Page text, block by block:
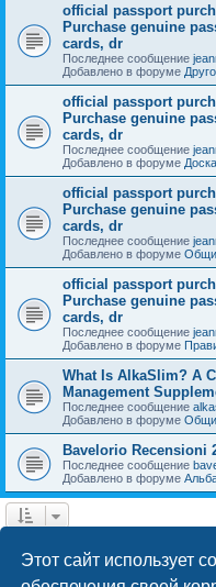
Этот сайт использует
official passport
Purchase genuine
cards, dr
Последнее сообщение
Добавлено в форуме
official passport
Purchase genuine
cards, dr
Последнее сообщение
Добавлено в форуме
official passport
Purchase genuine
cards, dr
Последнее сообщение
Добавлено в форуме
official passport
Purchase genuine
cards, dr
Последнее сообщение
Добавлено в форуме
What Is AlkaSlim? A
Management
Последнее сообщение
Добавлено в форуме
Bavelorio Recensioni
Последнее сообщение
Добавлено в форуме